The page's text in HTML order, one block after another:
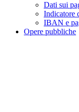
Dati sui
Indicatore
IBAN e
Opere pubbliche